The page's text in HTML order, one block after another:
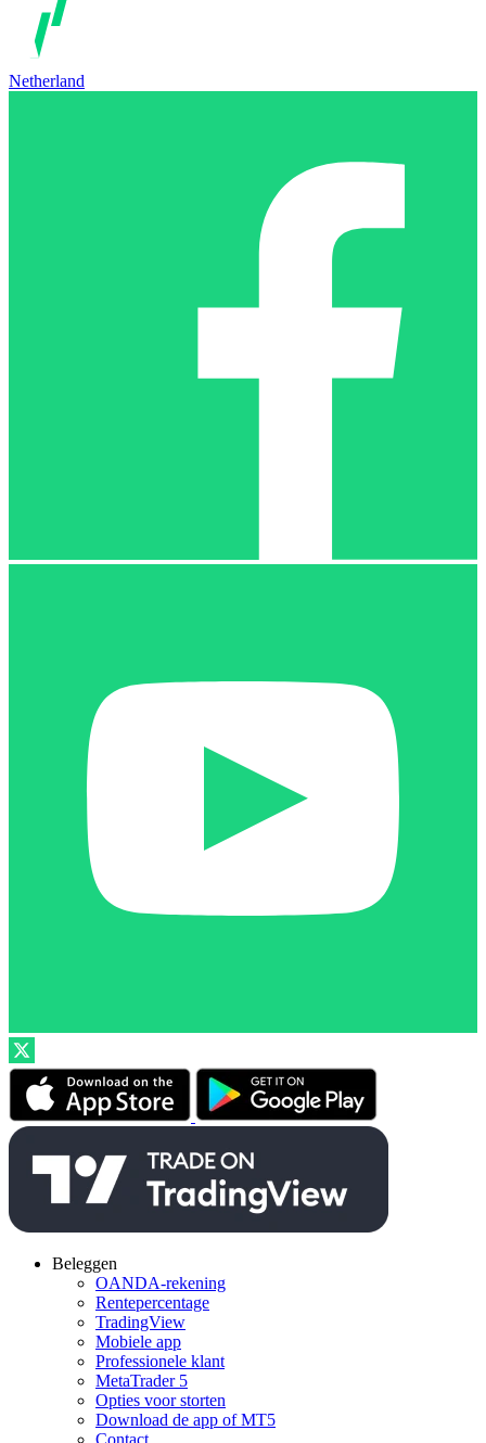
Netherland
Beleggen
OANDA-rekening
Rentepercentage
TradingView
Mobiele app
Professionele klant
MetaTrader 5
Opties voor storten
Download de app of MT5
Contact